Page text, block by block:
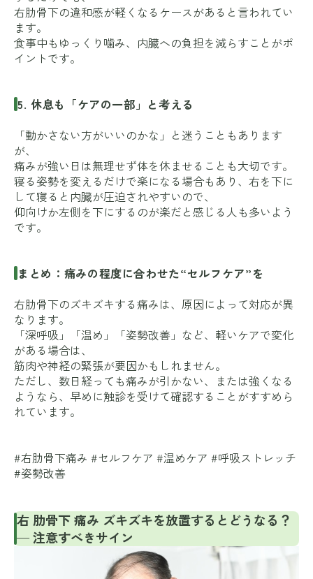
右肋骨下の違和感が軽くなるケースがあると言われてい
ます。
食事中もゆっくり噛み、内臓への負担を減らすことがポ
イントです。
5. 休息も「ケアの一部」と考える
「動かさない方がいいのかな」と迷うこともあります
が、
痛みが強い日は無理せず体を休ませることも大切です。
寝る姿勢を変えるだけで楽になる場合もあり、右を下に
して寝ると内臓が圧迫されやすいので、
仰向けか左側を下にするのが楽だと感じる人も多いよう
です。
まとめ：痛みの程度に合わせた“セルフケア”を
右肋骨下のズキズキする痛みは、原因によって対応が異
なります。
「深呼吸」「温め」「姿勢改善」など、軽いケアで変化
がある場合は、
筋肉や神経の緊張が要因かもしれません。
ただし、数日経っても痛みが引かない、または強くなる
ようなら、早めに触診を受けて確認することがすすめら
れています。
#右肋骨下痛み #セルフケア #温めケア #呼吸ストレッチ
#姿勢改善
右 肋骨下 痛み ズキズキを放置するとどうなる？
— 注意すべきサイン